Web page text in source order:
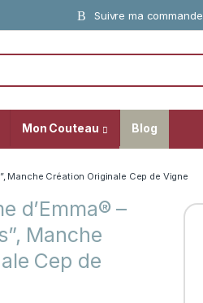
Suivre ma commande
Mon Couteau Blog
Manche Création Originale Cep de Vigne
d’Emma® –
Manche
Cep de